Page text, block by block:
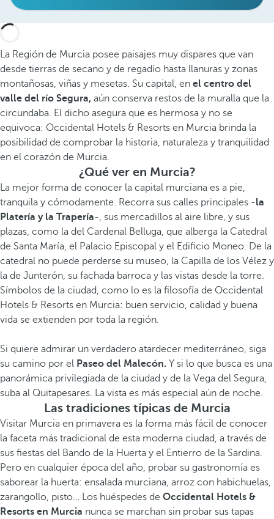
La Región de Murcia posee paisajes muy dispares que van
desde tierras de secano y de regadío hasta llanuras y zonas
montañosas, viñas y mesetas. Su capital, en el centro del
valle del río Segura, aún conserva restos de la muralla que la
circundaba. El dicho asegura que es hermosa y no se
equivoca: Occidental Hotels & Resorts en Murcia brinda la
posibilidad de comprobar la historia, naturaleza y tranquilidad
en el corazón de Murcia.
¿Qué ver en Murcia?
La mejor forma de conocer la capital murciana es a pie,
tranquila y cómodamente. Recorra sus calles principales -la
Platería y la Trapería-, sus mercadillos al aire libre, y sus
plazas, como la del Cardenal Belluga, que alberga la Catedral
de Santa María, el Palacio Episcopal y el Edificio Moneo. De la
catedral no puede perderse su museo, la Capilla de los Vélez y
la de Junterón, su fachada barroca y las vistas desde la torre.
Símbolos de la ciudad, como lo es la filosofía de Occidental
Hotels & Resorts en Murcia: buen servicio, calidad y buena
vida se extienden por toda la región.
Si quiere admirar un verdadero atardecer mediterráneo, siga
su camino por el Paseo del Malecón. Y si lo que busca es una
panorámica privilegiada de la ciudad y de la Vega del Segura,
suba al Quitapesares. La vista es más especial aún de noche.
Las tradiciones típicas de Murcia
Visitar Murcia en primavera es la forma más fácil de conocer
la faceta más tradicional de esta moderna ciudad, a través de
sus fiestas del Bando de la Huerta y el Entierro de la Sardina.
Pero en cualquier época del año, probar su gastronomía es
saborear la huerta: ensalada murciana, arroz con habichuelas,
zarangollo, pisto… Los huéspedes de Occidental Hotels &
Resorts en Murcia nunca se marchan sin probar sus tapas